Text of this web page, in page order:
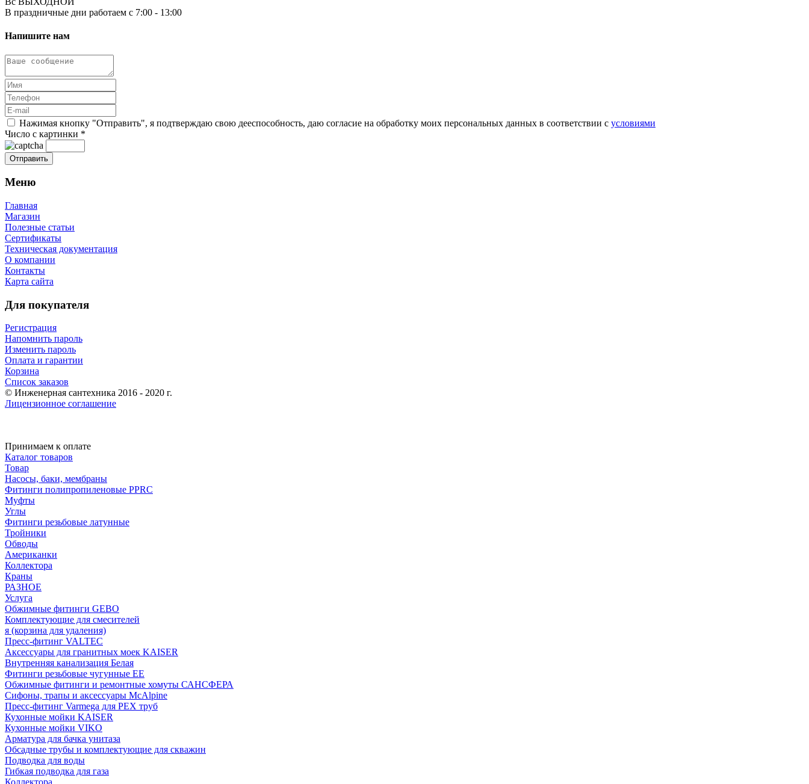
В праздничные дни работаем с 7:00 - 13:00
Напишите нам
Нажимая кнопку "Отправить", я подтверждаю свою дееспособность, даю согласие на обработку моих персональных данных в соответствии с условиями
Число с картинки *
Меню
Главная
Магазин
Полезные статьи
Сертификаты
Техническая документация
О компании
Контакты
Карта сайта
Для покупателя
Регистрация
Напомнить пароль
Изменить пароль
Оплата и гарантии
Корзина
Список заказов
© Инженерная сантехника 2016 - 2020 г.
Лицензионное соглашение
Принимаем к оплате
Каталог товаров
Товар
Насосы, баки, мембраны
Фитинги полипропиленовые PPRC
Муфты
Углы
Фитинги резьбовые латунные
Тройники
Обводы
Американки
Коллектора
Краны
РАЗНОЕ
Услуга
Обжимные фитинги GEBO
Комплектующие для смесителей
я (корзина для удаления)
Пресс-фитинг VALTEC
Аксессуары для гранитных моек KAISER
Внутренняя канализация Белая
Фитинги резьбовые чугунные EE
Обжимные фитинги и ремонтные хомуты САНСФЕРА
Сифоны, трапы и аксессуары McAlpine
Пресс-фитинг Varmega для PEX труб
Кухонные мойки KAISER
Кухонные мойки VIKO
Арматура для бачка унитаза
Обсадные трубы и комплектующие для скважин
Подводка для воды
Гибкая подводка для газа